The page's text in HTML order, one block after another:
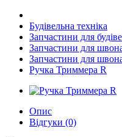
Будівельна техніка
Запчастини для
Запчастини для
Запчастини для
Ручка Триммера R
Опис
Відгуки (0)